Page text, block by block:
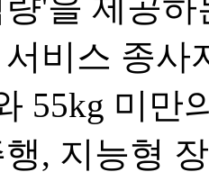
비스 종사
55kg 미만
, 지능형